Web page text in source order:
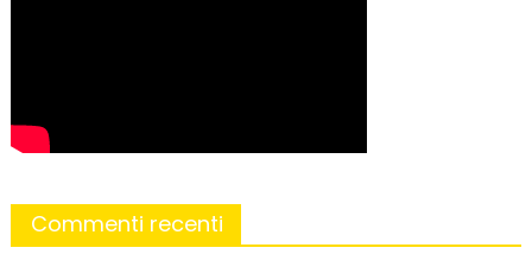
Commenti recenti